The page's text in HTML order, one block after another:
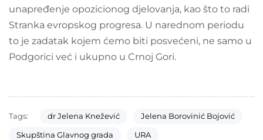
unapređenje opozicionog djelovanja, kao što to radi
Stranka evropskog progresa. U narednom periodu
to je zadatak kojem ćemo biti posvećeni, ne samo u
Podgorici već i ukupno u Crnoj Gori.
Tags: dr Jelena Knežević
Jelena Borovinić Bojović
Skupština Glavnog grada
URA